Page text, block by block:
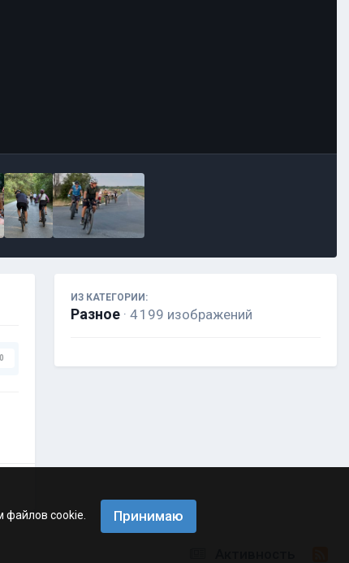
0
ИЗ КАТЕГОРИИ:
Разное · 4 199 изображений
файлов cookie. Принимаю